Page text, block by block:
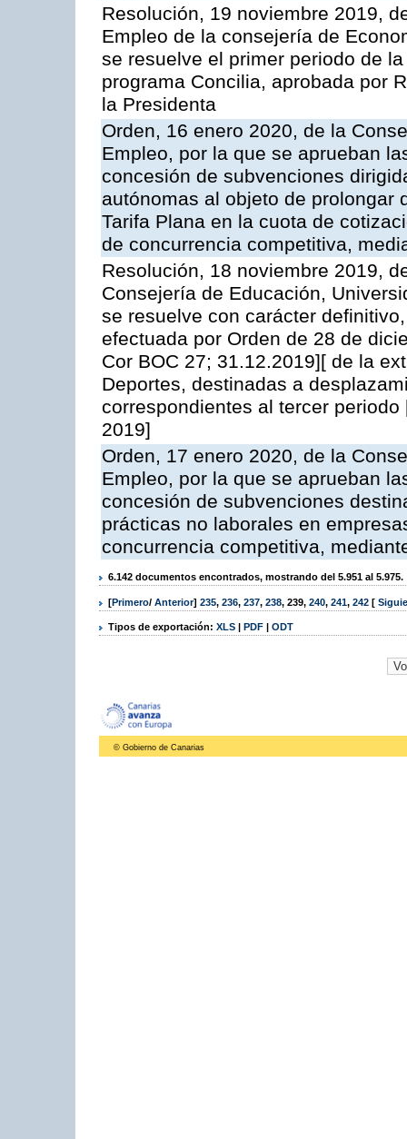
Resolución, 19 noviembre 2019,
Empleo de la consejería de
se resuelve el primer periodo de
programa Concilia, aprobada por
la Presidenta
Orden, 16 enero 2020, de la
Empleo, por la que se aprueban
concesión de subvenciones
autónomas al objeto de prolongar
Tarifa Plana en la cuota de
de concurrencia competitiva,
Resolución, 18 noviembre 2019,
Consejería de Educación,
se resuelve con carácter
efectuada por Orden de 28 de
Cor BOC 27; 31.12.2019][ de la
Deportes, destinadas a
correspondientes al tercer
2019]
Orden, 17 enero 2020, de la
Empleo, por la que se aprueban
concesión de subvenciones
prácticas no laborales en
concurrencia competitiva,
6.142 documentos encontrados, mostrando del 5.951 al 5.975.
[Primero/ Anterior] 235, 236, 237, 238, 239, 240, 241, 242 [
Tipos de exportación: XLS | PDF | ODT
© Gobierno de Canarias